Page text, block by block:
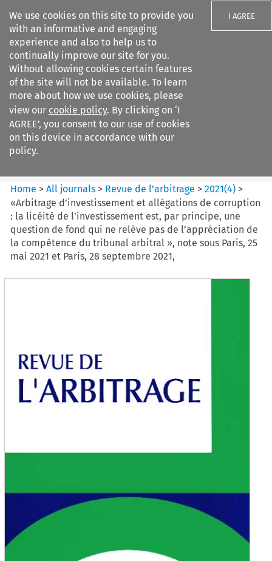
We use cookies on this site to provide you
with an informative and engaging
experience and also to help us to
continually improve our site for you.
Without allowing cookies certain features
of the site will not be available. To learn
more about how we use cookies, please
view our cookie policy. By clicking on ‘I
AGREE’, you consent to our use of cookies
on this device in accordance with our
policy.
I AGREE
Search filters
Revue de
l%E2%80%99arbitrage
Home >All journals > Revue de l’arbitrage >2021(4) >
«Arbitrage d’investissement et allégations de corruption
: la licéité de l’investissement est, par principe, une
question de fond qui ne relève pas de l’appréciation de
la compétence du tribunal arbitral », note sous Paris, 25
mai 2021 et Paris, 28 septembre 2021,